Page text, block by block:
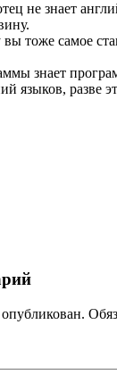
не знает
тоже самое
знает
языков, разве